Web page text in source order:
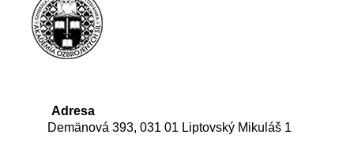
Adresa
Demänová 393, 031 01 Liptovský Mikuláš 1